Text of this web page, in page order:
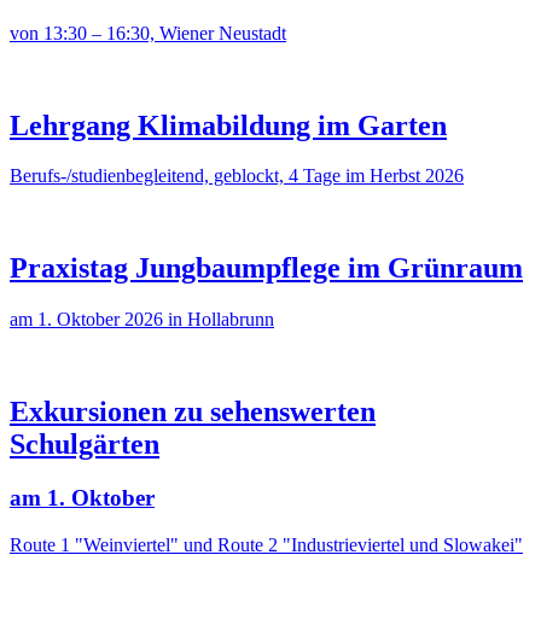
von 13:30 – 16:30, Wiener Neustadt
Lehrgang Klimabildung im Garten
Berufs-/studienbegleitend, geblockt, 4 Tage im Herbst 2026
Praxistag Jungbaumpflege im Grünraum
am 1. Oktober 2026 in Hollabrunn
Exkursionen zu sehenswerten
Schulgärten
am 1. Oktober
Route 1 "Weinviertel" und Route 2 "Industrieviertel und Slowakei"